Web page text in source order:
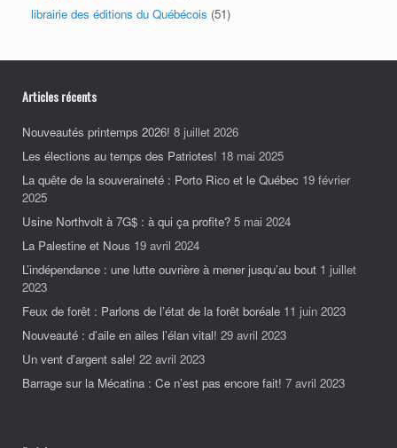
librairie des éditions du Québécois (51)
Articles récents
Nouveautés printemps 2026! 8 juillet 2026
Les élections au temps des Patriotes! 18 mai 2025
La quête de la souveraineté : Porto Rico et le Québec 19 février
2025
Usine Northvolt à 7G$ : à qui ça profite? 5 mai 2024
La Palestine et Nous 19 avril 2024
L’indépendance : une lutte ouvrière à mener jusqu’au bout 1 juillet
2023
Feux de forêt : Parlons de l’état de la forêt boréale 11 juin 2023
Nouveauté : d’aile en ailes l’élan vital! 29 avril 2023
Un vent d’argent sale! 22 avril 2023
Barrage sur la Mécatina : Ce n’est pas encore fait! 7 avril 2023